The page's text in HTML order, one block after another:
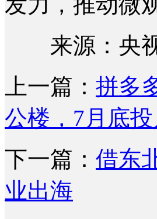
来源：央
上一篇： 拼多
公楼，7月底投
下一篇： 借东
业出海